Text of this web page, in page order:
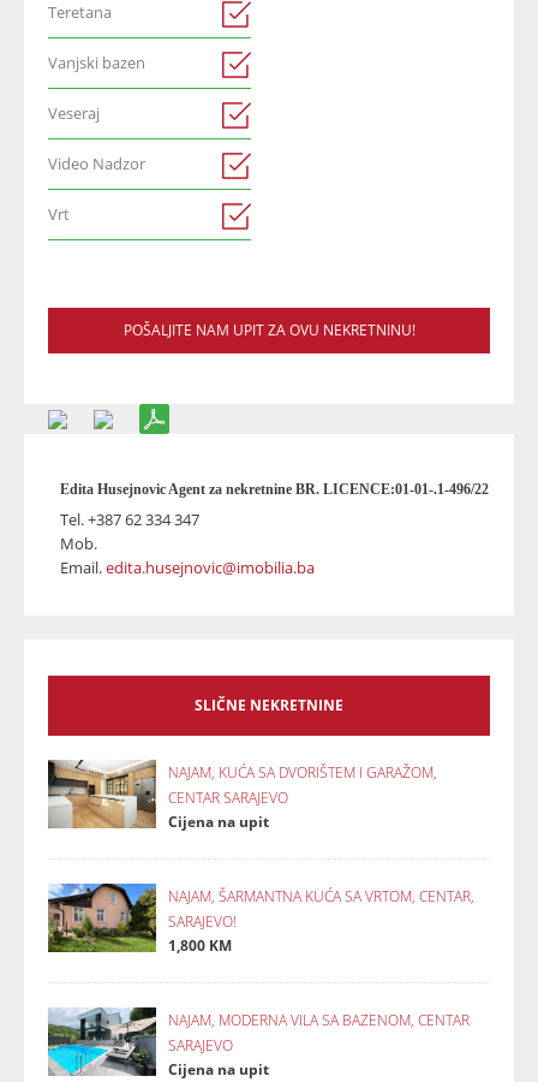
Teretana
Vanjski bazen
Veseraj
Video Nadzor
Vrt
POŠALJITE NAM UPIT ZA OVU NEKRETNINU!
Edita Husejnovic Agent za nekretnine BR. LICENCE:01-01-.1-496/22
Tel.+387 62 334 347
Mob.
Email.edita.husejnovic@imobilia.ba
SLIČNE NEKRETNINE
NAJAM, KUĆA SA DVORIŠTEM I GARAŽOM,
CENTAR SARAJEVO
Cijena na upit
NAJAM, ŠARMANTNA KUĆA SA VRTOM, CENTAR,
SARAJEVO!
1,800 KM
NAJAM, MODERNA VILA SA BAZENOM, CENTAR
SARAJEVO
Cijena na upit